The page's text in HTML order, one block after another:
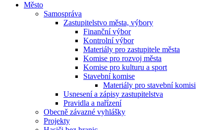
Město
Samospráva
Zastupitelstvo města, výbory
Finanční výbor
Kontrolní výbor
Materiály pro zastupitele města
Komise pro rozvoj města
Komise pro kulturu a sport
Stavební komise
Materiály pro stavební komisi
Usnesení a zápisy zastupitelstva
Pravidla a nařízení
Obecně závazné vyhlášky
Projekty